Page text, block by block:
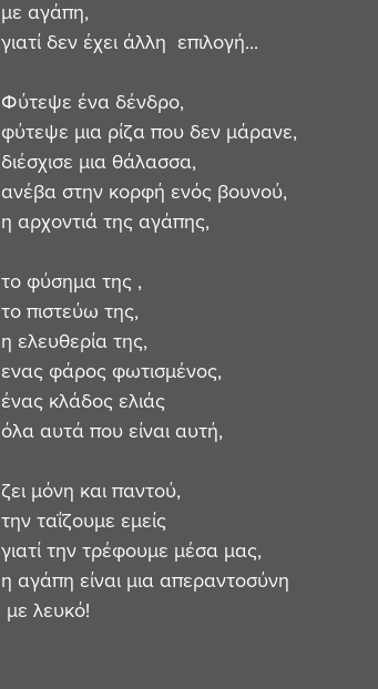
με αγάπη,
γιατί δεν έχει άλλη  επιλογή...
Φύτεψε ένα δένδρο,
φύτεψε μια ρίζα που δεν μάρανε,
διέσχισε μια θάλασσα,
ανέβα στην κορφή ενός βουνού,
η αρχοντιά της αγάπης,
το φύσημα της ,
το πιστεύω της,
η ελευθερία της,
ενας φάρος φωτισμένος,
ένας κλάδος ελιάς
όλα αυτά που είναι αυτή,
ζει μόνη και παντού,
την ταΐζουμε εμείς
γιατί την τρέφουμε μέσα μας,
η αγάπη είναι μια απεραντοσύνη
με λευκό!